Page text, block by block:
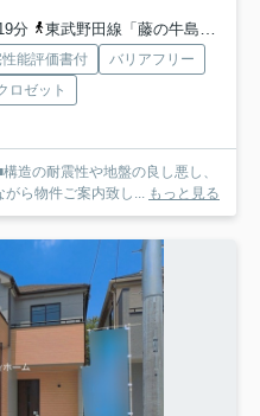
分
東武野田線「藤の牛島」駅 徒歩17分
能評価書付
バリアフリー
ロゼット
ら物件ご案内致し... もっと見る